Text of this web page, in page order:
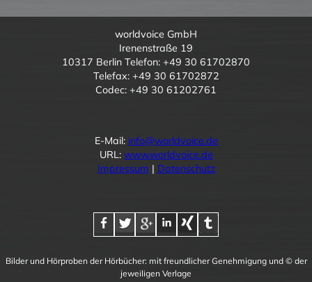
worldvoice GmbH
Irenenstraße 19
10317 Berlin Telefon: +49 30 61702870
Telefax: +49 30 61702872
Codec: +49 30 61202761
E-Mail: info@worldvoice.de
URL: www.worldvoice.de
Impressum | Datenschutz
Bilder und Hörproben der Hörbücher: mit freundlicher Genehmigung und © der
jeweiligen Verlage